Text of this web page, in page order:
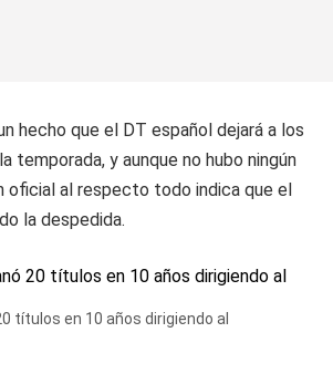
hecho que el DT español dejará a los
temporada, y aunque no hubo ningún
oficial al respecto todo indica que el
la despedida.
títulos en 10 años dirigiendo al